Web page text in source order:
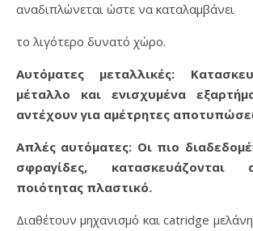
αναδιπλώνεται ώστε να καταλαμβάνει
το λιγότερο δυνατό χώρο.
Αυτόματες μεταλλικές:
μέταλλο και ενισχυμένα
αντέχουν για αμέτρητες
Απλές αυτόματες: Οι πιο
σφραγίδες,
ποιότητας πλαστικό.
Διαθέτουν μηχανισμό και catridge